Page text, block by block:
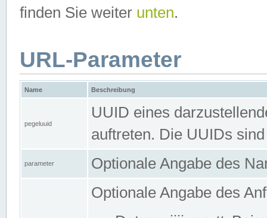
finden Sie weiter unten.
URL-Parameter
Name Beschreibung
pegeluuid
UUID eines
auftreten. Die UUIDs
parameter Optionale Angabe des
Optionale Angabe des